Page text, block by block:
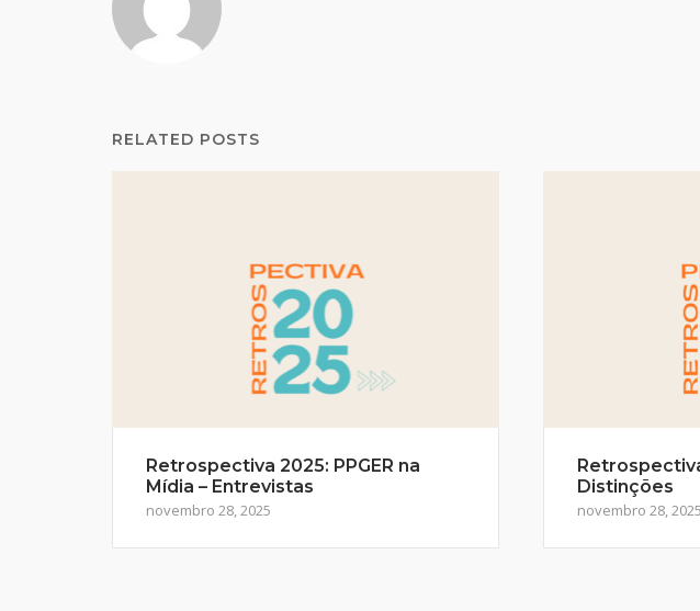
RELATED POSTS
Retrospectiva 2025: PPGER na
Mídia – Entrevistas
novembro 28, 2025
Distinções
novembro 28, 2025